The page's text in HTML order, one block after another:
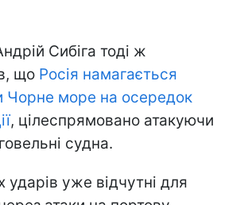
Сибіга тоді ж
що Росія намагається
Чорне море на осередок
, цілеспрямовано атакуючи
судна.
ударів уже відчутні для